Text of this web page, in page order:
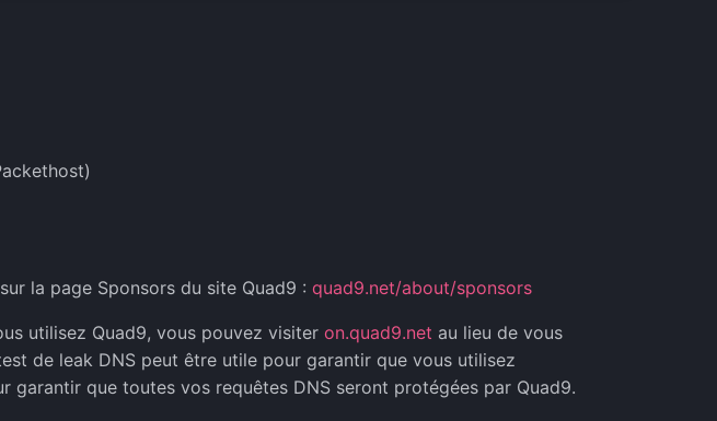
la page Sponsors du site Quad9 : quad9.net/about/sponsors
utilisez Quad9, vous pouvez visiter on.quad9.net au lieu de vous
de leak DNS peut être utile pour garantir que vous utilisez
garantir que toutes vos requêtes DNS seront protégées par Quad9.